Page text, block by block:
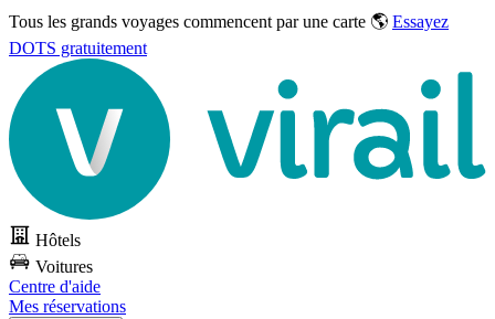
Tous les grands voyages commencent par une carte 🌎 Essayez
DOTS gratuitement
Hôtels
Voitures
Centre d'aide
Mes réservations